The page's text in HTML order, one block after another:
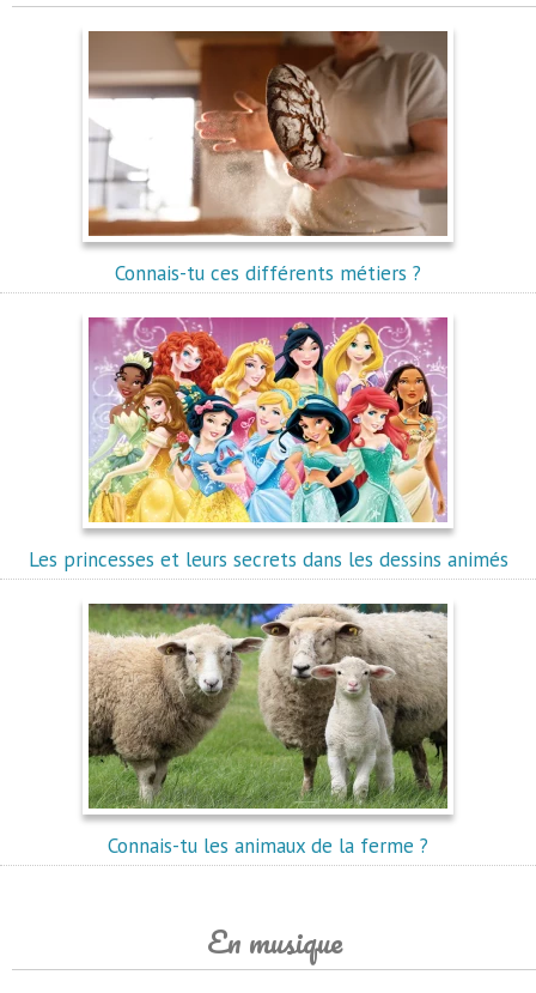
Connais-tu ces différents métiers ?
Les princesses et leurs secrets dans les dessins animés
Connais-tu les animaux de la ferme ?
En musique